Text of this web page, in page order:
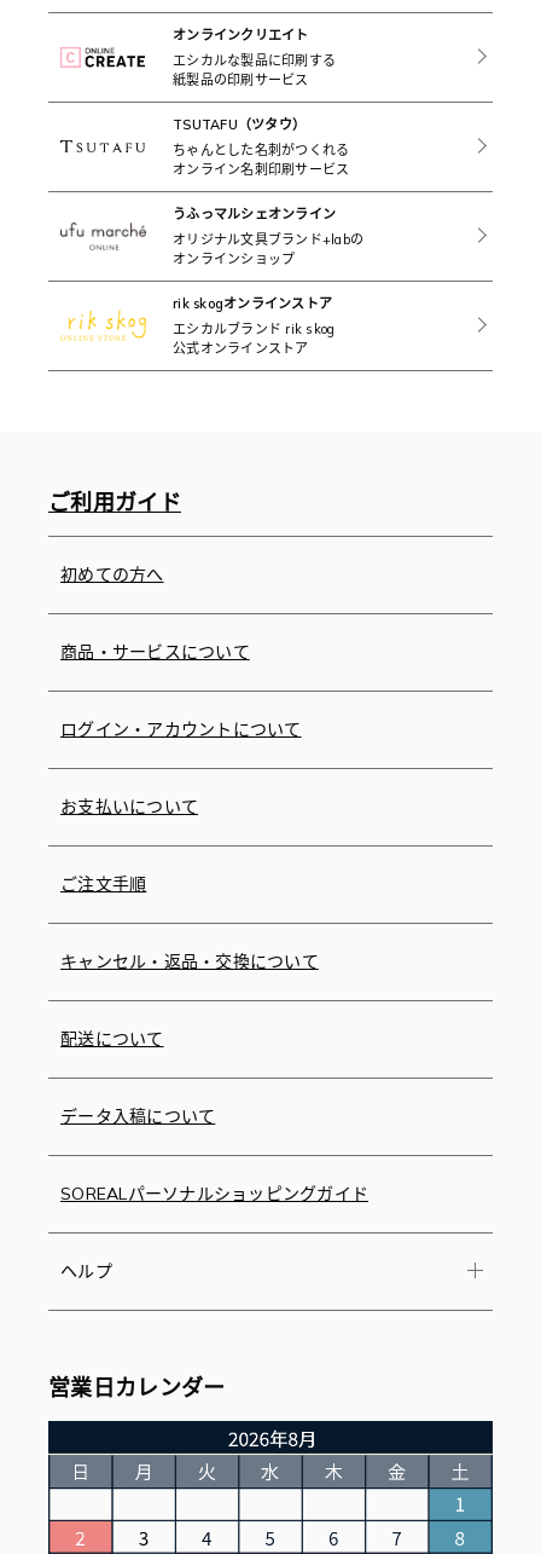
オンラインクリエイト
エシカルな製品に印刷する
紙製品の印刷サービス
TSUTAFU（ツタウ）
ちゃんとした名刺がつくれる
オンライン名刺印刷サービス
うふっマルシェオンライン
オリジナル文具ブランド+labの
オンラインショップ
rik skogオンラインストア
エシカルブランド rik skog
公式オンラインストア
ご利用ガイド
初めての方へ
商品・サービスについて
ログイン・アカウントについて
お支払いについて
ご注文手順
キャンセル・返品・交換について
配送について
データ入稿について
SOREALパーソナルショッピングガイド
ヘルプ
営業日カレンダー